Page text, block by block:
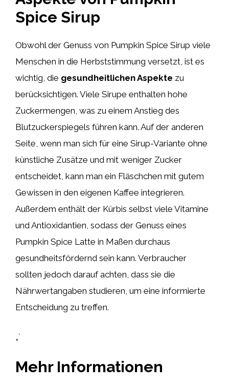
Spice Sirup
Obwohl der Genuss von Pumpkin Spice Sirup viele
Menschen in die Herbststimmung versetzt, ist es
wichtig, die gesundheitlichen Aspekte zu
berücksichtigen. Viele Sirupe enthalten hohe
Zuckermengen, was zu einem Anstieg des
Blutzuckerspiegels führen kann. Auf der anderen
Seite, wenn man sich für eine Sirup-Variante ohne
künstliche Zusätze und mit weniger Zucker
entscheidet, kann man ein Fläschchen mit gutem
Gewissen in den eigenen Kaffee integrieren.
Außerdem enthält der Kürbis selbst viele Vitamine
und Antioxidantien, sodass der Genuss eines
Pumpkin Spice Latte in Maßen durchaus
gesundheitsfördernd sein kann. Verbraucher
sollten jedoch darauf achten, dass sie die
Nährwertangaben studieren, um eine informierte
Entscheidung zu treffen.
„`
Mehr Informationen